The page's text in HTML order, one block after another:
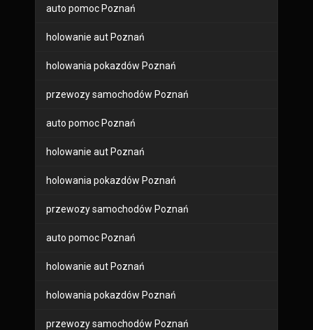
auto pomoc Poznań
holowanie aut Poznań
holowania pokazdów Poznań
przewozy samochodów Poznań
auto pomoc Poznań
holowanie aut Poznań
holowania pokazdów Poznań
przewozy samochodów Poznań
auto pomoc Poznań
holowanie aut Poznań
holowania pokazdów Poznań
przewozy samochodów Poznań